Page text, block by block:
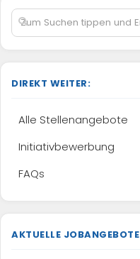
DIREKT WEITER:
Alle Stellenangebote
Initiativbewerbung
FAQs
AKTUELLE JOBANGEBOTE